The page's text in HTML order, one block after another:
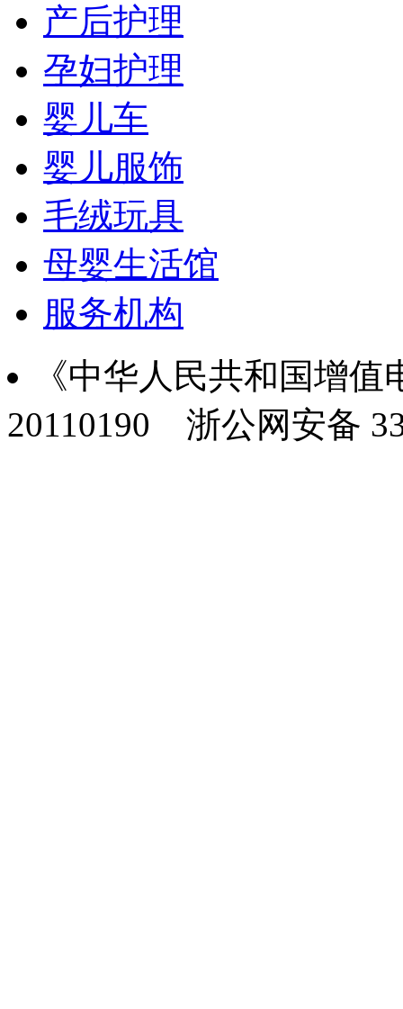
产后护理
孕妇护理
婴儿车
婴儿服饰
毛绒玩具
母婴生活馆
服务机构
《中华人民共和国增
20110190 浙公网安备